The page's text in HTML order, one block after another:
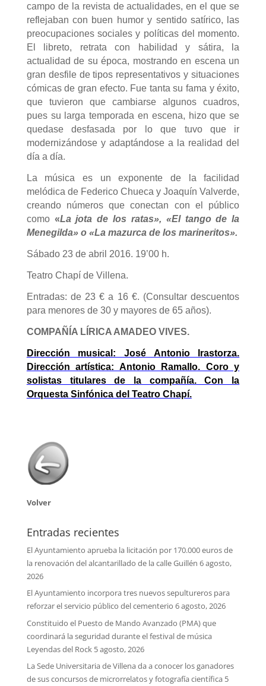
campo de la revista de actualidades, en el que se
reflejaban con buen humor y sentido satírico, las
preocupaciones sociales y políticas del momento.
El libreto, retrata con habilidad y sátira, la
actualidad de su época, mostrando en escena un
gran desfile de tipos representativos y situaciones
cómicas de gran efecto. Fue tanta su fama y éxito,
que tuvieron que cambiarse algunos cuadros,
pues su larga temporada en escena, hizo que se
quedase desfasada por lo que tuvo que ir
modernizándose y adaptándose a la realidad del
día a día.
La música es un exponente de la facilidad
melódica de Federico Chueca y Joaquín Valverde,
creando números que conectan con el público
como «La jota de los ratas», «El tango de la
Menegilda» o «La mazurca de los marineritos».
Sábado 23 de abril 2016. 19’00 h.
Teatro Chapí de Villena.
Entradas: de 23 € a 16 €. (Consultar descuentos
para menores de 30 y mayores de 65 años).
COMPAÑÍA LÍRICA AMADEO VIVES.
Dirección musical: José Antonio Irastorza.
Dirección artística: Antonio Ramallo. Coro y
solistas titulares de la compañía. Con la
Orquesta Sinfónica del Teatro Chapí.
Volver
Entradas recientes
El Ayuntamiento aprueba la licitación por 170.000 euros de
la renovación del alcantarillado de la calle Guillén 6 agosto,
2026
El Ayuntamiento incorpora tres nuevos sepultureros para
reforzar el servicio público del cementerio 6 agosto, 2026
Constituido el Puesto de Mando Avanzado (PMA) que
coordinará la seguridad durante el festival de música
Leyendas del Rock 5 agosto, 2026
La Sede Universitaria de Villena da a conocer los ganadores
de sus concursos de microrrelatos y fotografía científica 5